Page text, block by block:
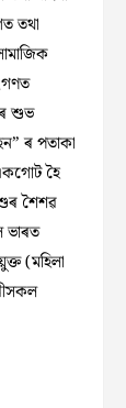
তথা
শুভ
ৰ পতাকা
হৈ
শৈশৱ
ভাৰত
(মহিলা